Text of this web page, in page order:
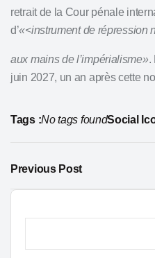
retrait de la Cour pénale
d’«<instrument de répression
aux mains de l’impérialisme».
juin 2027, un an après cette
Tags :No tags foundSocial
Previous Post